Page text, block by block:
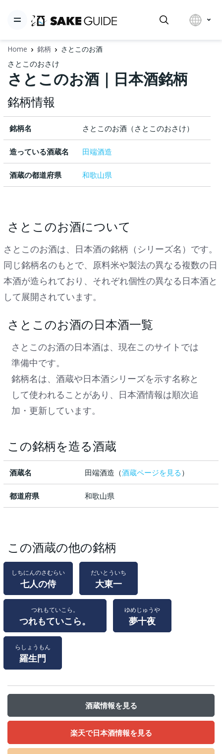
Home 銘柄 さとこのお酒
さとこのおさけ
さとこのお酒｜日本酒銘柄
銘柄情報
銘柄名 さとこのお酒（さとこのおさけ）
造っている酒蔵名 田端酒造
酒蔵の都道府県 和歌山県
さとこのお酒について
さとこのお酒は、日本酒の銘柄（シリーズ名）です。
同じ銘柄名のもとで、原料米や製法の異なる複数の日
本酒が造られており、それぞれ個性の異なる日本酒と
して展開されています。
さとこのお酒の日本酒一覧
さとこのお酒の日本酒は、現在このサイトでは
準備中です。
銘柄名は、酒蔵や日本酒シリーズを示す名称と
して使われることがあり、日本酒情報は順次追
加・更新しています。
この銘柄を造る酒蔵
酒蔵名 田端酒造（酒蔵ページを見る ）
都道府県 和歌山県
この酒蔵の他の銘柄
しちにんのさむらい
七人の侍
だいとういち
大東一
つれもていこら。
つれもていこら。
ゆめじゅうや
夢十夜
らしょうもん
羅生門
酒蔵情報を見る
楽天で日本酒情報を見る